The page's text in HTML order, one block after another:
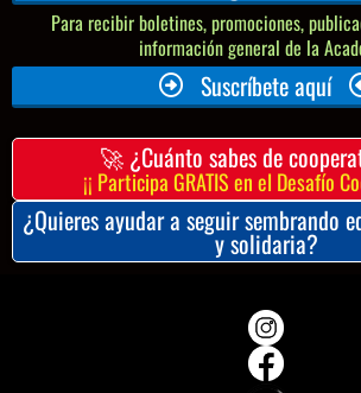
Para recibir boletines, promociones,
información general de la
Suscríbete aquí
🚀 ¿Cuánto sabes de
¡¡ Participa GRATIS en el Desafío
¿Quieres ayudar a seguir sembrando
y solidaria?